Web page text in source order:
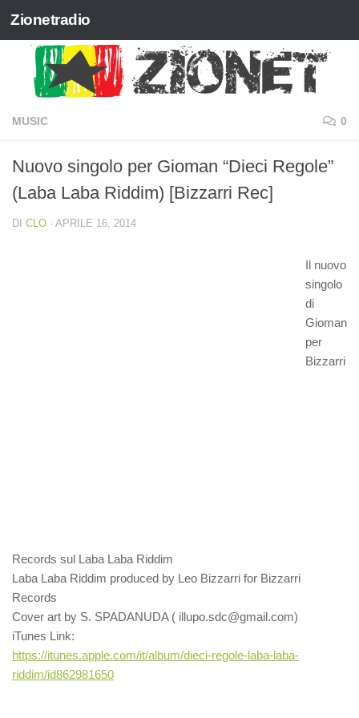
Salta al contenuto
Zionetradio
MUSIC 0
Nuovo singolo per Gioman “Dieci Regole”
(Laba Laba Riddim) [Bizzarri Rec]
DI CLO · APRILE 16, 2014
Il nuovo
singolo
di
Gioman
per
Bizzarri
Records sul Laba Laba Riddim
Laba Laba Riddim produced by Leo Bizzarri for Bizzarri
Records
Cover art by S. SPADANUDA ( illupo.sdc@gmail.com)
iTunes Link:
https://itunes.apple.com/it/album/dieci-regole-laba-laba-
riddim/id862981650